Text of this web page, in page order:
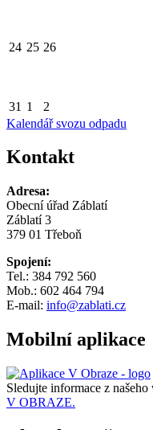
24 25 26
31 1 2
Kalendář svozu odpadu
Kontakt
Adresa:
Obecní úřad Záblatí
Záblatí 3
379 01 Třeboň
Spojení:
Tel.: 384 792 560
Mob.: 602 464 794
E-mail: info@zablati.cz
Mobilní aplikace
Sledujte informace z našeho
V OBRAZE.